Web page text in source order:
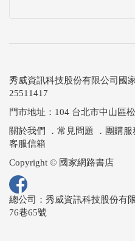
秀威資訊科技股份有限公司國
25511417
門市地址：104 台北市中山區
關於我們
． 常見問題 ． 團購服
客服信箱
Copyright © 國家網路書店
總公司：秀威資訊科技股份有
76巷65號